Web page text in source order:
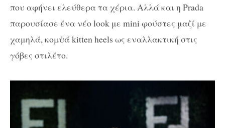
που αφήνει ελεύθερα τα χέρια. Αλλά και η Prada
παρουσίασε ένα νέοlook με mini φούστες μαζί με
χαμηλά, κομψάkittenheels ως εναλλακτική στις
γόβες στιλέτο.